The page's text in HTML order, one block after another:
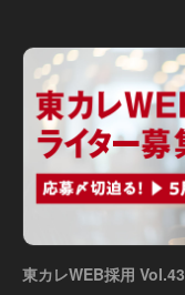
東カレWEB採用 Vol.43